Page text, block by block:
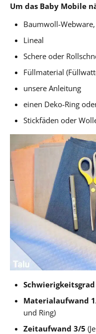
Um das Baby Mobile
Baumwoll-
Lineal
Schere oder
Füllmaterial
unsere Anleitung
einen Deko-Ring
Stickfäden oder
Materialaufwand
und Ring)
Zeitaufwand 3/5